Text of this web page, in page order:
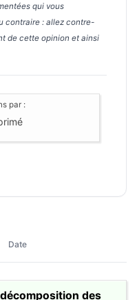
qui vous
contraire : allez contre-
de cette opinion et ainsi
par :
Date
des